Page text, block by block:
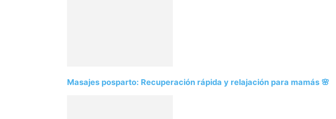
Masajes posparto: Recuperación rápida y relajación para mamás 🌸